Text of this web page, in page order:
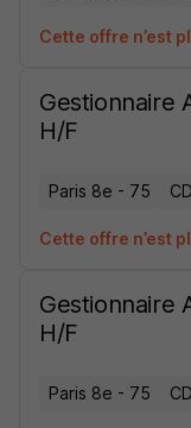
Cette offre n’est
Gestionnaire
H/F
Paris 8e - 75
Cette offre n’est
Gestionnaire
H/F
Paris 8e - 75